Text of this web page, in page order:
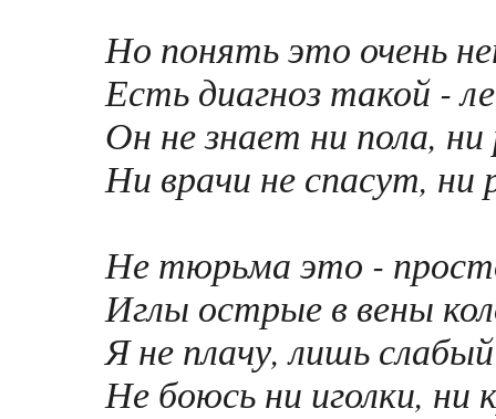
Но понять это очень
Есть диагноз такой -
Он не знает ни пола,
Ни врачи не спасут, ни
Не тюрьма это -
Иглы острые в вены
Я не плачу, лишь
Не боюсь ни иголки, ни